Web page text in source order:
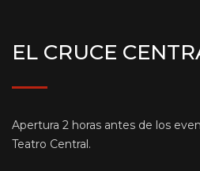
EL CRUCE
Apertura 2 horas antes de los
Teatro Central.